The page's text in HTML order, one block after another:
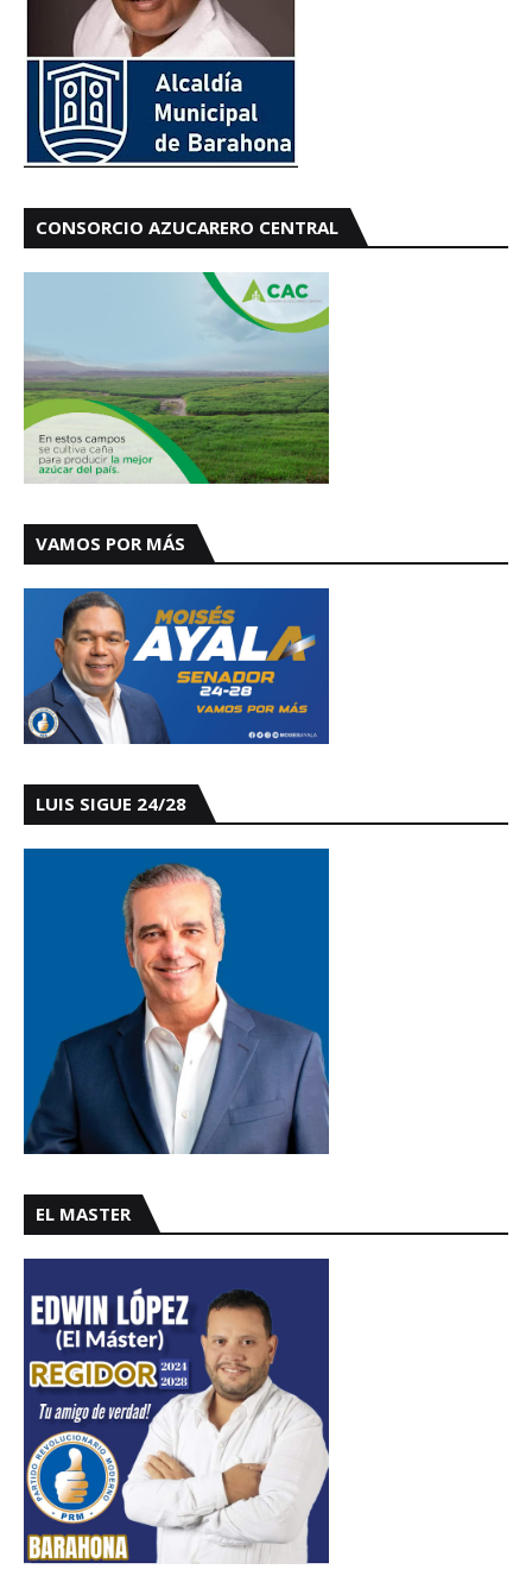
CONSORCIO AZUCARERO CENTRAL
VAMOS POR MÁS
LUIS SIGUE 24/28
EL MASTER